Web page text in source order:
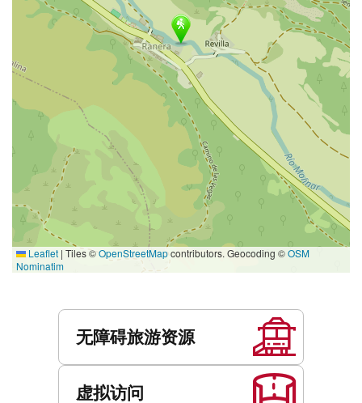
Leaflet | Tiles ©OpenStreetMapcontributors. Geocoding ©OSM
Nominatim
无障碍旅游资源
虚拟访问